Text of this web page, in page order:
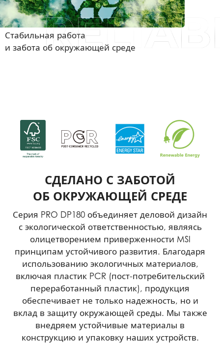
Стабильная работа
и забота об окружающей среде
СДЕЛАНО С ЗАБОТОЙ
ОБ ОКРУЖАЮЩЕЙ СРЕДЕ
Серия PRO DP180 объединяет деловой дизайн
с экологической ответственностью, являясь
олицетворением приверженности MSI
принципам устойчивого развития. Благодаря
использованию экологичных материалов,
включая пластик PCR (пост-потребительский
переработанный пластик), продукция
обеспечивает не только надежность, но и
вклад в защиту окружающей среды. Мы также
внедряем устойчивые материалы в
конструкцию и упаковку наших устройств.